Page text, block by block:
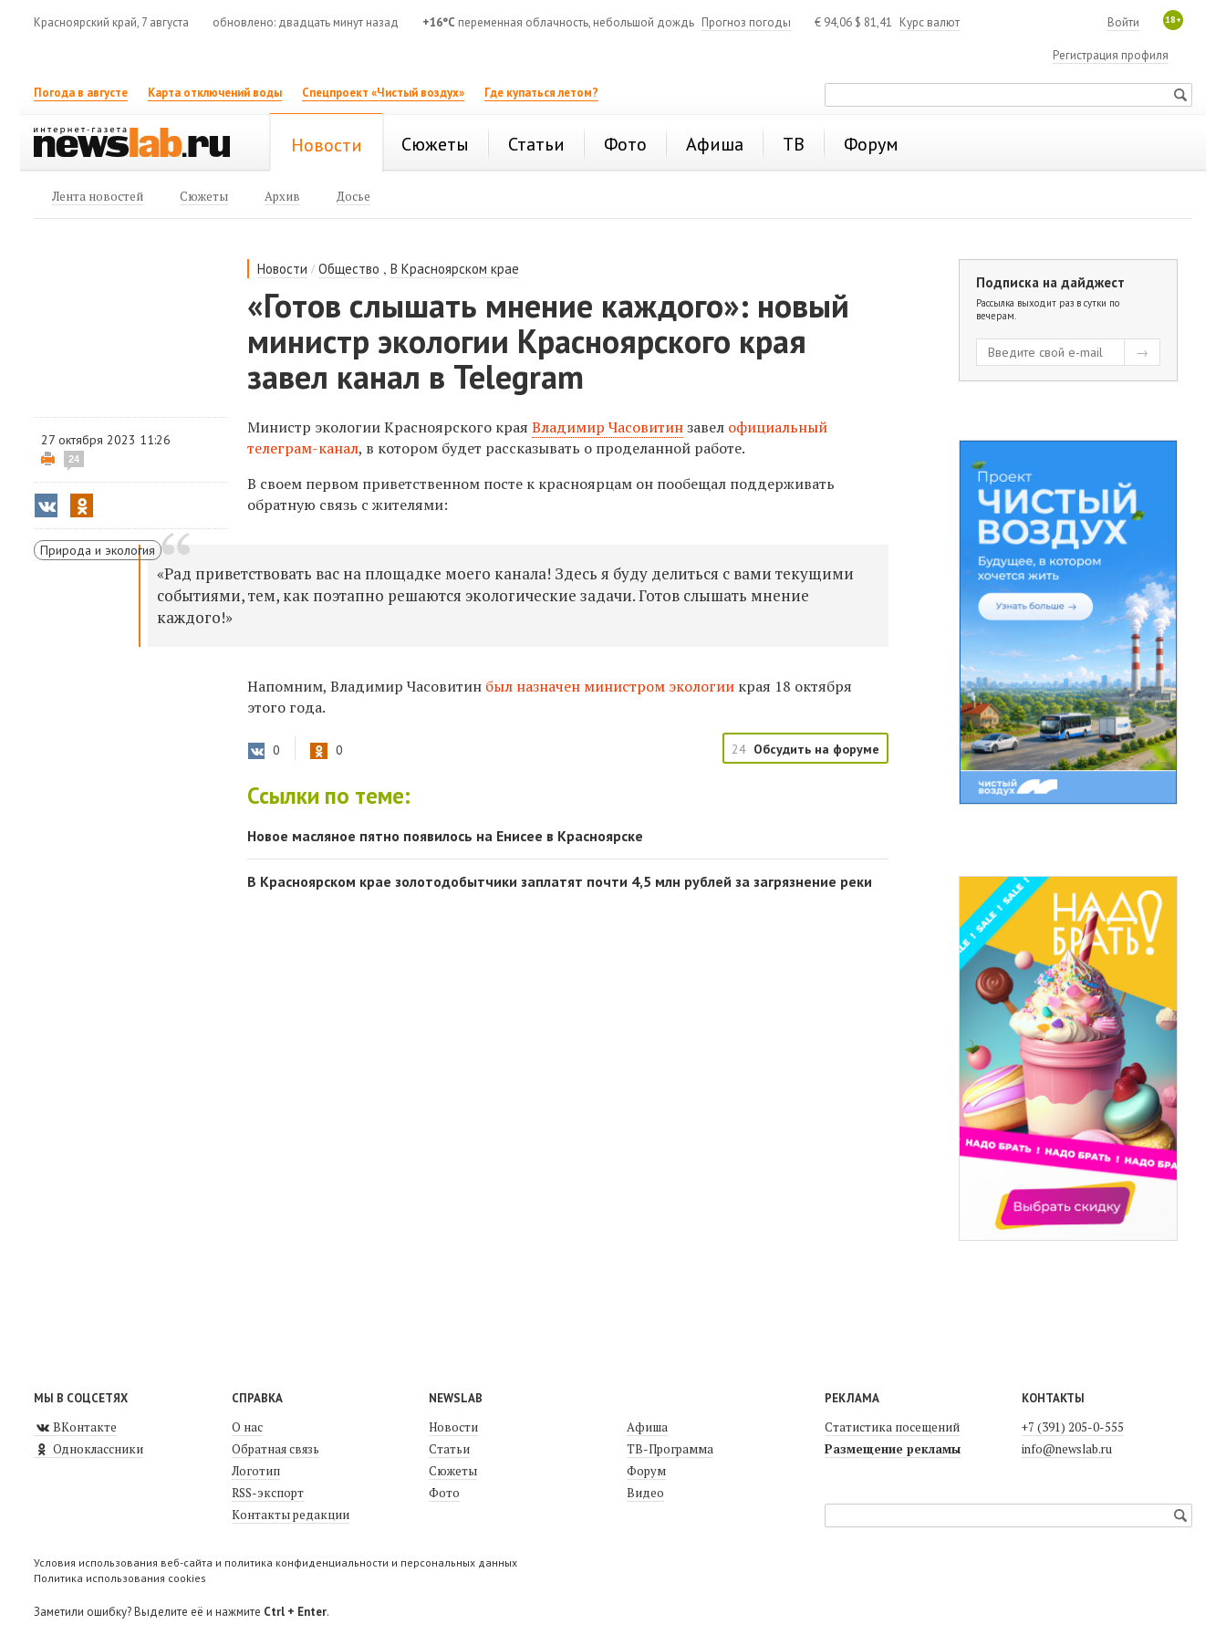
Красноярский край, 7 августа обновлено: двадцать минут назад +16°C переменная облачность, небольшой дождь Прогноз погоды € 94,06 $ 81,41 Курс валют 18+
Войти
Регистрация профиля
Погода в августе Карта отключений воды Спецпроект «Чистый воздух» Где купаться летом?
Новости Сюжеты Статьи Фото Афиша ТВ Форум
Лента новостей Сюжеты Архив Досье
Новости /Общество ,В Красноярском крае
«Готов слышать мнение каждого»: новый
министр экологии Красноярского края
завел канал в Telegram
27 октября 2023 11:26
24
Природа и экология
Министр экологии Красноярского краяВладимир Часовитинзавел официальный
телеграм-канал, в котором будет рассказывать о проделанной работе.
В своем первом приветственном посте к красноярцам он пообещал поддерживать
обратную связь с жителями:
«Рад приветствовать вас на площадке моего канала! Здесь я буду делиться с вами текущими
событиями, тем, как поэтапно решаются экологические задачи. Готов слышать мнение
каждого!»
Напомним, Владимир Часовитин был назначен министром экологии края 18 октября
этого года.
0 0 24 Обсудить на форуме
Ссылки по теме:
Новое масляное пятно появилось на Енисее в Красноярске
В Красноярском крае золотодобытчики заплатят почти 4,5 млн рублей за загрязнение реки
Подписка на дайджест
Рассылка выходит раз в сутки по
вечерам.
МЫ В СОЦСЕТЯХ
ВКонтакте
Одноклассники
СПРАВКА
О нас
Обратная связь
Логотип
RSS-экспорт
Контакты редакции
NEWSLAB
Новости
Статьи
Сюжеты
Фото
Афиша
ТВ-Программа
Форум
Видео
РЕКЛАМА
Статистика посещений
Размещение рекламы
КОНТАКТЫ
+7 (391) 205-0-555
info@newslab.ru
Условия использования веб-сайта и политика конфиденциальности и персональных данных
Политика использования cookies
Заметили ошибку? Выделите её и нажмите Ctrl + Enter.